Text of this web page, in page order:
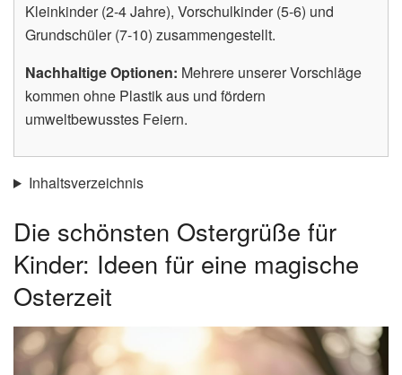
Kleinkinder (2-4 Jahre), Vorschulkinder (5-6) und
Grundschüler (7-10) zusammengestellt.
Nachhaltige Optionen: Mehrere unserer Vorschläge
kommen ohne Plastik aus und fördern
umweltbewusstes Feiern.
Inhaltsverzeichnis
Die schönsten Ostergrüße für
Kinder: Ideen für eine magische
Osterzeit